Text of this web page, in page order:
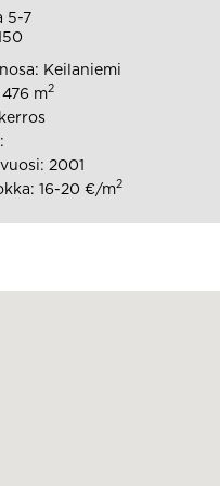
5-7
Keilaniemi
m2
2001
16-20 €/m2